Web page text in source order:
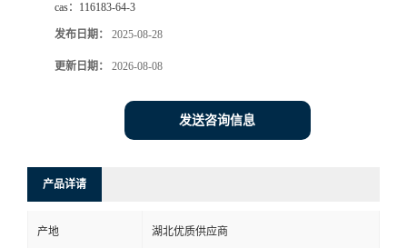
cas： 116183-64-3
发布日期： 2025-08-28
更新日期： 2026-08-08
发送咨询信息
产品详请
产地 湖北优质供应商